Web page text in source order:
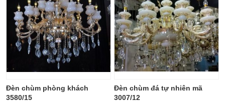
Đèn chùm phòng khách
3580/15
Đèn chùm đá tự nhiên mã
3007/12